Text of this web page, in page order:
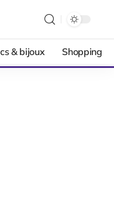
& bijoux Shopping